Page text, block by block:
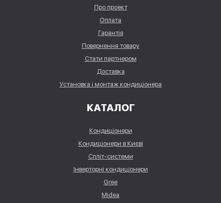
Про проект
Оплата
Гарантія
Повернення товару
Стати партнером
Доставка
Установка і монтаж кондиціонера
КАТАЛОГ
Кондиціонери
Кондиціонери в Києві
Спліт-системи
Інверторні кондиціонери
Gree
Midea